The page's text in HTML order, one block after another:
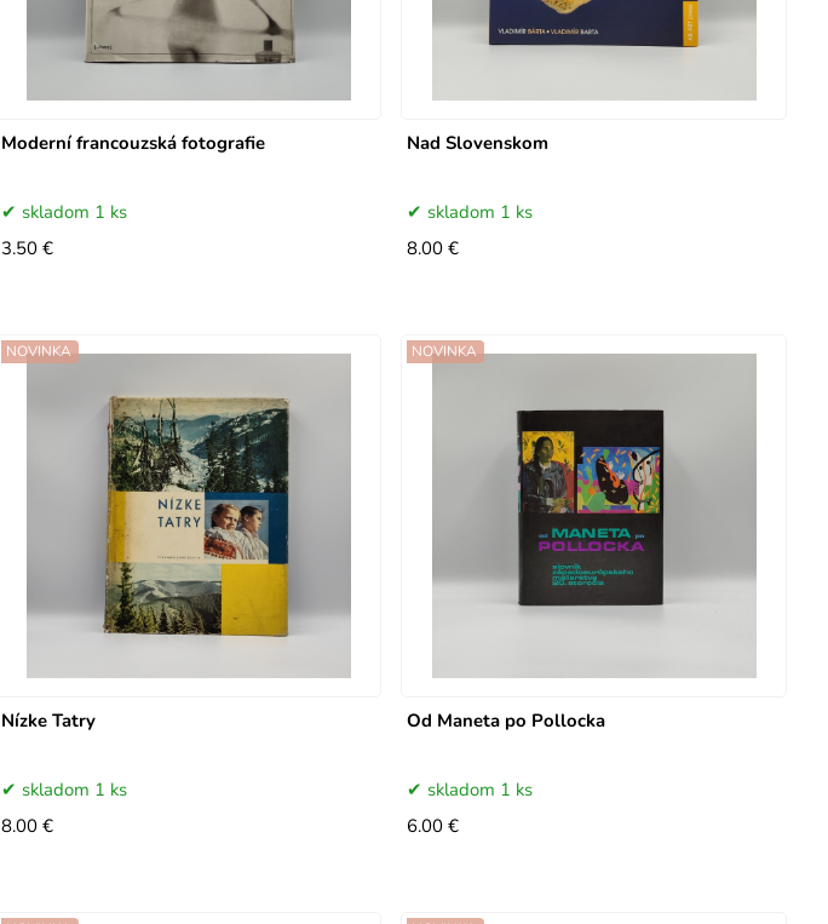
Moderní francouzská fotografie
skladom 1 ks
3.50 €
Nad Slovenskom
skladom 1 ks
8.00 €
Nízke Tatry
NOVINKA
skladom 1 ks
8.00 €
Od Maneta po Pollocka
NOVINKA
skladom 1 ks
6.00 €